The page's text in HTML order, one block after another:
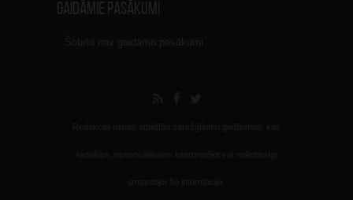
Gaidāmie pasākumi
Šobrīd nav gaidāmo pasākumi.
Redakcija nenes atbildību sarežģījumu gadījumos, kas